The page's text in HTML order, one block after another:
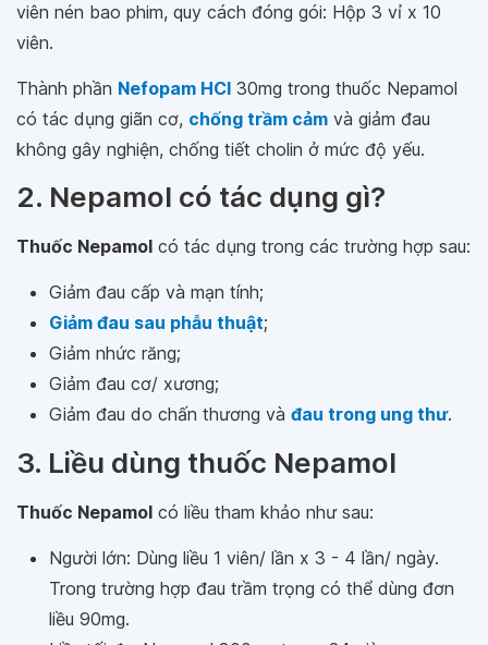
viên nén bao phim, quy cách đóng gói: Hộp 3 vỉ x 10
viên.
Thành phần Nefopam HCl 30mg trong thuốc Nepamol
có tác dụng giãn cơ, chống trầm cảm và giảm đau
không gây nghiện, chống tiết cholin ở mức độ yếu.
2. Nepamol có tác dụng gì?
Thuốc Nepamol có tác dụng trong các trường hợp sau:
Giảm đau cấp và mạn tính;
Giảm đau sau phẫu thuật;
Giảm nhức răng;
Giảm đau cơ/ xương;
Giảm đau do chấn thương và đau trong ung thư.
3. Liều dùng thuốc Nepamol
Thuốc Nepamol có liều tham khảo như sau:
Người lớn: Dùng liều 1 viên/ lần x 3 - 4 lần/ ngày.
Trong trường hợp đau trầm trọng có thể dùng đơn
liều 90mg.